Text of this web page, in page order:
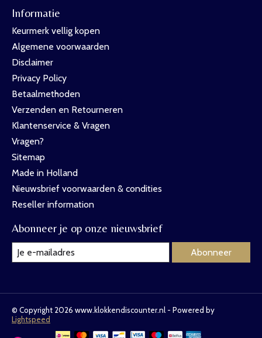
Informatie
Keurmerk vellig kopen
Algemene voorwaarden
Disclaimer
Privacy Policy
Betaalmethoden
Verzenden en Retourneren
Klantenservice & Vragen
Vragen?
Sitemap
Made in Holland
Nieuwsbrief voorwaarden & condities
Reseller information
Abonneer je op onze nieuwsbrief
Abonneer
© Copyright 2026 www.klokkendiscounter.nl - Powered by
Lightspeed